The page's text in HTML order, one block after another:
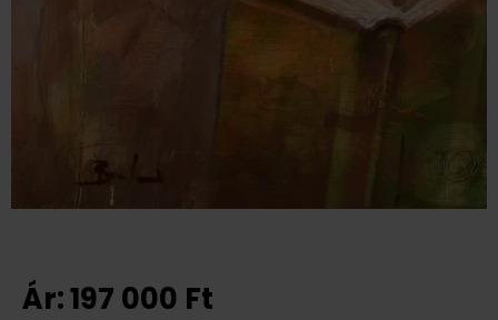
Ár:197 000 Ft